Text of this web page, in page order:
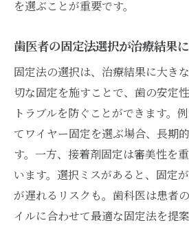
は
ト
歯医者でスーパーボンド
ト
スーパーボンドと他の固
較
スーパーボンド固定を安
歯医者が語るスーパーボ
を選ぶことが重要です。
歯医者の固定法選択が治療結果
固定法の選択は、治療結果に大き
切な固定を施すことで、歯の安定
トラブルを防ぐことができます。
てワイヤー固定を選ぶ場合、長期
す。一方、接着剤固定は審美性を
います。選択ミスがあると、固定
が遅れるリスクも。歯科医は患者
イルに合わせて最適な固定法を提案